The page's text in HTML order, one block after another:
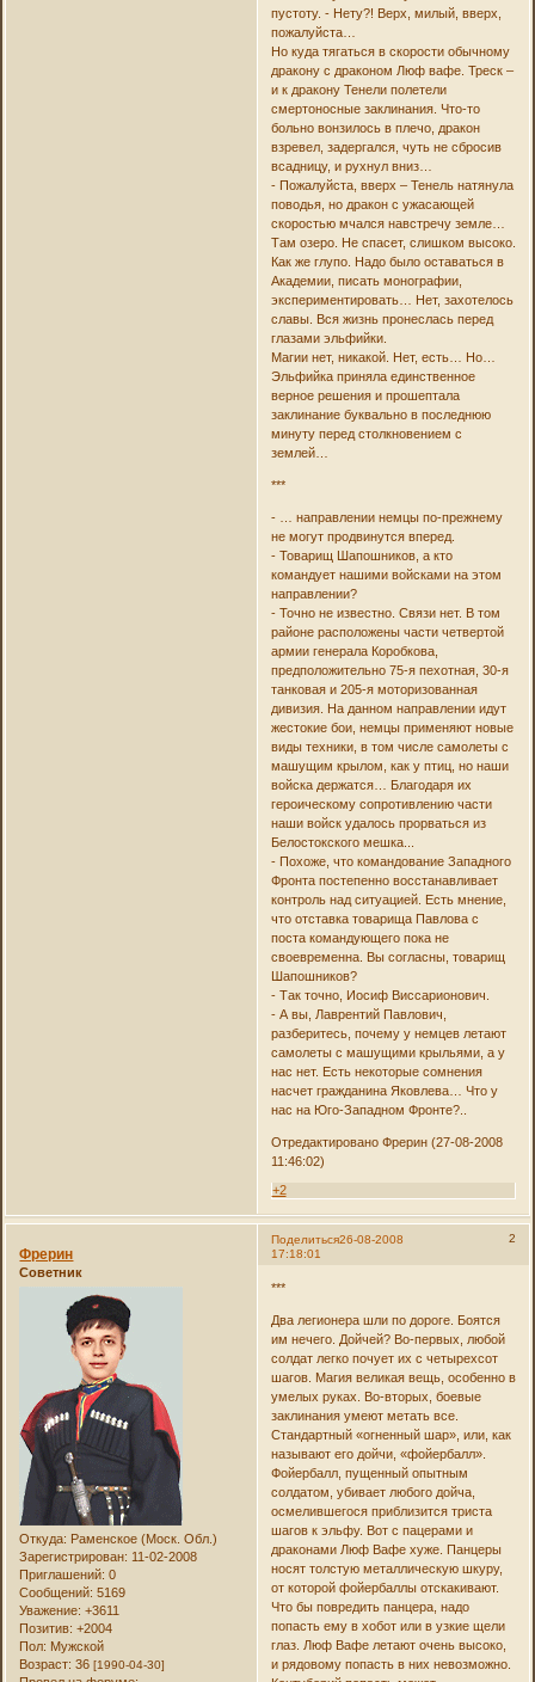
пустоту. - Нету?! Верх, милый, вверх,
пожалуйста…
Но куда тягаться в скорости обычному
дракону с драконом Люф вафе. Треск –
и к дракону Тенели полетели
смертоносные заклинания. Что-то
больно вонзилось в плечо, дракон
взревел, задергался, чуть не сбросив
всадницу, и рухнул вниз…
- Пожалуйста, вверх – Тенель натянула
поводья, но дракон с ужасающей
скоростью мчался навстречу земле…
Там озеро. Не спасет, слишком высоко.
Как же глупо. Надо было оставаться в
Академии, писать монографии,
экспериментировать… Нет, захотелось
славы. Вся жизнь пронеслась перед
глазами эльфийки.
Магии нет, никакой. Нет, есть… Но…
Эльфийка приняла единственное
верное решения и прошептала
заклинание буквально в последнюю
минуту перед столкновением с
землей…
***
- … направлении немцы по-прежнему
не могут продвинутся вперед.
- Товарищ Шапошников, а кто
командует нашими войсками на этом
направлении?
- Точно не известно. Связи нет. В том
районе расположены части четвертой
армии генерала Коробкова,
предположительно 75-я пехотная, 30-я
танковая и 205-я моторизованная
дивизия. На данном направлении идут
жестокие бои, немцы применяют новые
виды техники, в том числе самолеты с
машущим крылом, как у птиц, но наши
войска держатся… Благодаря их
героическому сопротивлению части
наши войск удалось прорваться из
Белостокского мешка...
- Похоже, что командование Западного
Фронта постепенно восстанавливает
контроль над ситуацией. Есть мнение,
что отставка товарища Павлова с
поста командующего пока не
своевременна. Вы согласны, товарищ
Шапошников?
- Так точно, Иосиф Виссарионович.
- А вы, Лаврентий Павлович,
разберитесь, почему у немцев летают
самолеты с машущими крыльями, а у
нас нет. Есть некоторые сомнения
насчет гражданина Яковлева… Что у
нас на Юго-Западном Фронте?..
Отредактировано Фрерин (27-08-2008
11:46:02)
+2
Поделиться 2
26-08-2008
17:18:01
Фрерин
Советник
Откуда: Раменское (Моск. Обл.)
Зарегистрирован: 11-02-2008
Приглашений: 0
Сообщений: 5169
Уважение: +3611
Позитив: +2004
Пол: Мужской
Возраст: 36[1990-04-30]
***
Два легионера шли по дороге. Боятся
им нечего. Дойчей? Во-первых, любой
солдат легко почует их с четырехсот
шагов. Магия великая вещь, особенно в
умелых руках. Во-вторых, боевые
заклинания умеют метать все.
Стандартный «огненный шар», или, как
называют его дойчи, «фойербалл».
Фойербалл, пущенный опытным
солдатом, убивает любого дойча,
осмелившегося приблизится триста
шагов к эльфу. Вот с пацерами и
драконами Люф Вафе хуже. Панцеры
носят толстую металлическую шкуру,
от которой фойербаллы отскакивают.
Что бы повредить панцера, надо
попасть ему в хобот или в узкие щели
глаз. Люф Вафе летают очень высоко,
и рядовому попасть в них невозможно.